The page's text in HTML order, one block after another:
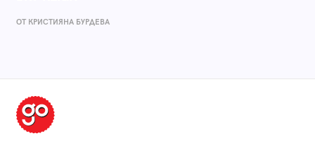
ОТ КРИСТИЯНА БУРДЕВА